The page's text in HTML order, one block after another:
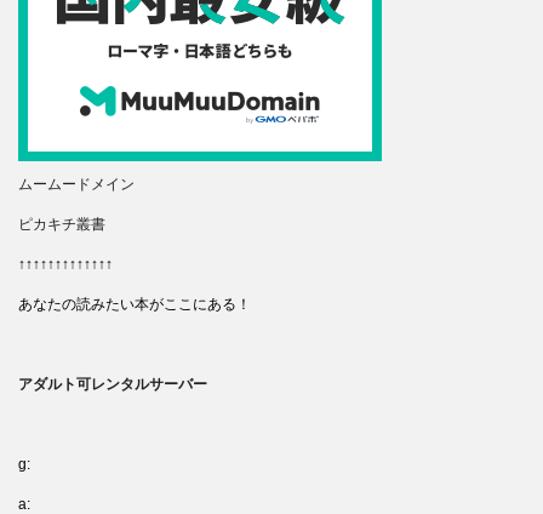
ムームードメイン
ピカキチ叢書
↑↑↑↑↑↑↑↑↑↑↑↑↑
あなたの読みたい本がここにある！
アダルト可レンタルサーバー
g:
a: